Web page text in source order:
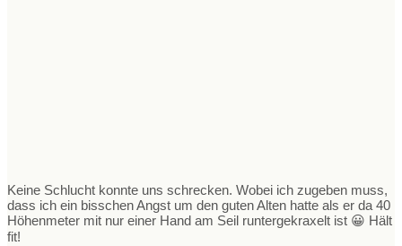
Keine Schlucht konnte uns schrecken. Wobei ich zugeben muss,
dass ich ein bisschen Angst um den guten Alten hatte als er da 40
Höhenmeter mit nur einer Hand am Seil runtergekraxelt ist 😀 Hält
fit!